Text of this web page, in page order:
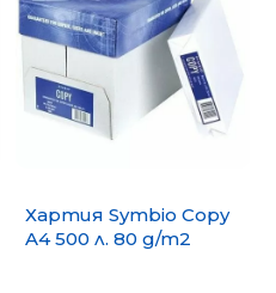
Хартия Symbio Copy
A4 500 л. 80 g/m2